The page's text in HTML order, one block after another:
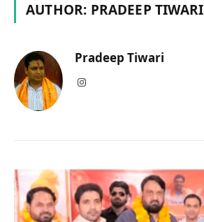
AUTHOR: PRADEEP TIWARI
Pradeep Tiwari
Instagram